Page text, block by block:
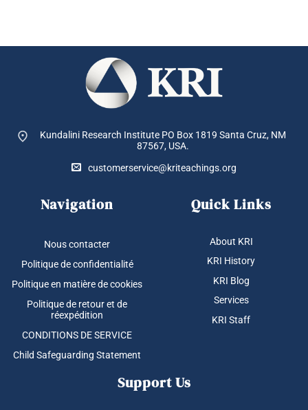
Kundalini Research Institute PO Box 1819 Santa Cruz, NM
87567, USA.
customerservice@kriteachings.org
Navigation
Nous contacter
Politique de confidentialité
Politique en matière de cookies
Politique de retour et de
réexpédition
CONDITIONS DE SERVICE
Child Safeguarding Statement
Quick Links
About KRI
KRI History
KRI Blog
Services
KRI Staff
Support Us